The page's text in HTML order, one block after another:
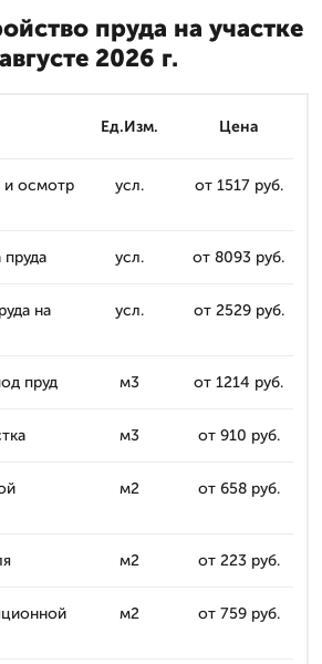
пруда на участке
2026 г.
Ед.Изм. Цена
и осмотр
усл. от 1517 руб.
пруда усл. от 8093 руб.
на
усл. от 2529 руб.
пруд м3 от 1214 руб.
м3 от 910 руб.
м2 от 658 руб.
м2 от 223 руб.
м2 от 759 руб.